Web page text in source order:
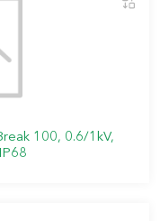
100, 0.6/1kV,